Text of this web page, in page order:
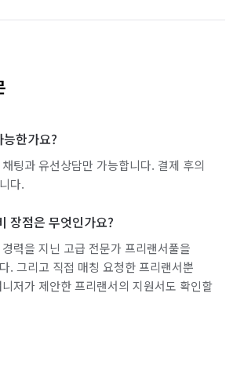
한가요?
팅과 유선상담만 가능합니다. 결제 후의
다.
장점은 무엇인가요?
력을 지닌 고급 전문가 프리랜서풀을
. 그리고 직접 매칭 요청한 프리랜서뿐
저가 제안한 프리랜서의 지원서도 확인할